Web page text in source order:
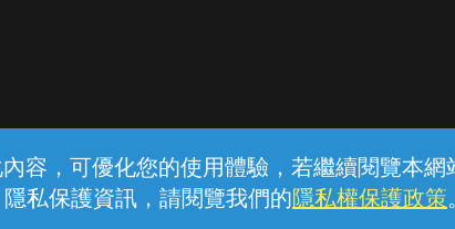
容，可優化您的使用體驗，若繼續閱覽本
隱私保護資訊，請閱覽我們的隱私權保護政策
線上客服 服務條款 隱私權保護
中華電信股份有限公司個人家庭分公司 (統一編號：